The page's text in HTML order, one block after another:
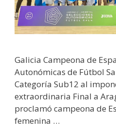
Galicia Campeona de
Autonómicas de Fútbol
Categoría Sub12 al
extraordinaria Final a
proclamó campeona de
femenina …